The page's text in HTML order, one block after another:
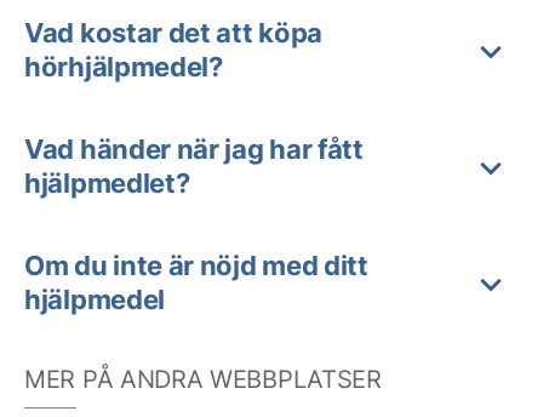
Vad kostar det att köpa
hörhjälpmedel?
Vad händer när jag har fått
hjälpmedlet?
Om du inte är nöjd med ditt
hjälpmedel
MER PÅ ANDRA WEBBPLATSER